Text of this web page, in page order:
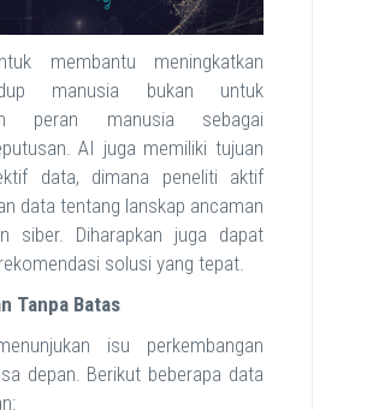
membantu meningkatkan
manusia bukan untuk
peran manusia sebagai
AI juga memiliki tujuan
data, dimana peneliti aktif
data tentang lanskap ancaman
siber. Diharapkan juga dapat
solusi yang tepat.
Tanpa Batas
isu perkembangan
depan. Berikut beberapa data